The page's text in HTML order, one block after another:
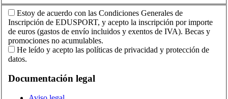
Estoy de acuerdo con las Condiciones Generales de
Inscripción de EDUSPORT, y acepto la inscripción por importe
de euros (gastos de envío incluidos y exentos de IVA). Becas y
promociones no acumulables.
He leído y acepto las políticas de privacidad y protección de
datos.
Documentación legal